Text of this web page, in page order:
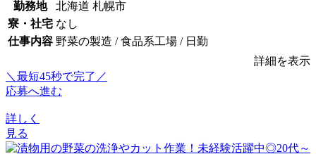
勤務地
北海道 札幌市
寮・社宅 なし
仕事内容 野菜の製造 / 食品系工場 / 日勤
詳細を表示
＼最短45秒で完了／
応募へ進む
詳しく
見る